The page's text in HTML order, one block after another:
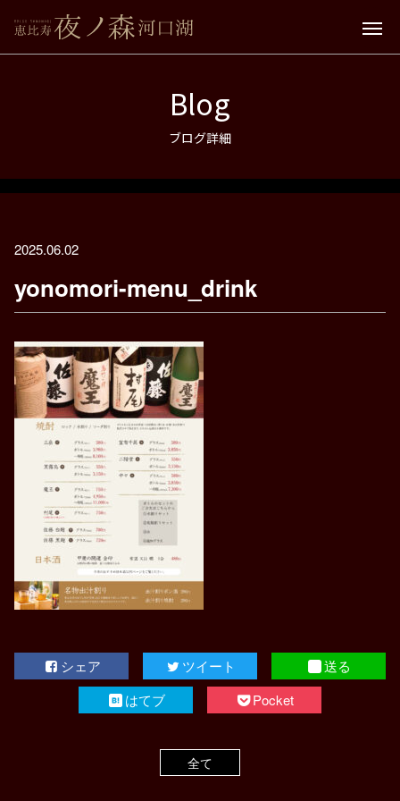
Blog
ブログ詳細
2025.06.02
yonomori-menu_drink
シェア ツイート
送る
はてブ
Pocket
全て